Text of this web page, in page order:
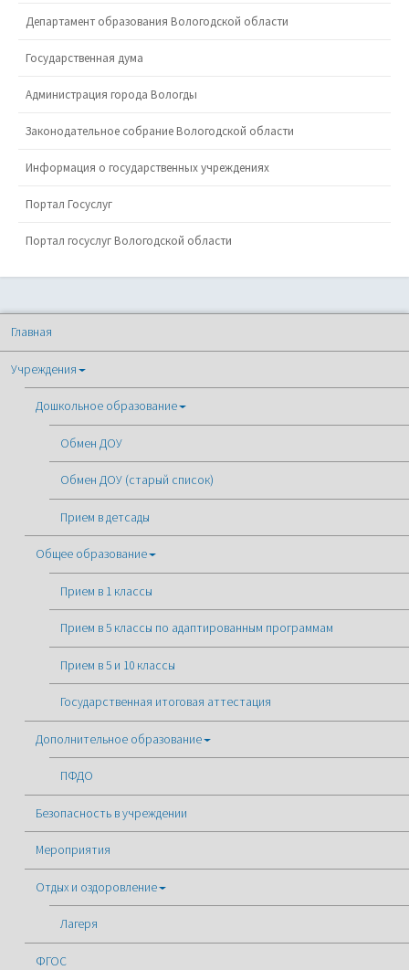
Департамент образования Вологодской области
Государственная дума
Администрация города Вологды
Законодательное собрание Вологодской области
Информация о государственных учреждениях
Портал Госуслуг
Портал госуслуг Вологодской области
Главная
Учреждения
Дошкольное образование
Обмен ДОУ
Обмен ДОУ (старый список)
Прием в детсады
Общее образование
Прием в 1 классы
Прием в 5 классы по адаптированным программам
Прием в 5 и 10 классы
Государственная итоговая аттестация
Дополнительное образование
ПФДО
Безопасность в учреждении
Мероприятия
Отдых и оздоровление
Лагеря
ФГОС